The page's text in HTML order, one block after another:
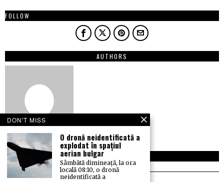
FOLLOW
AUTHORS
NEWSLETTER
DON'T MISS
O dronă neidentificată a
explodat în spațiul
aerian bulgar
Sâmbătă dimineață, la ora
locală 08:10, o dronă
neidentificată a